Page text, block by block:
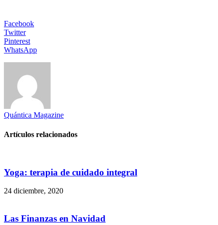
Facebook
Twitter
Pinterest
WhatsApp
Quántica Magazine
Artículos relacionados
Yoga: terapia de cuidado integral
24 diciembre, 2020
Las Finanzas en Navidad